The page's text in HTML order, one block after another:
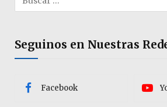
Seguinos en Nuestras
Facebook